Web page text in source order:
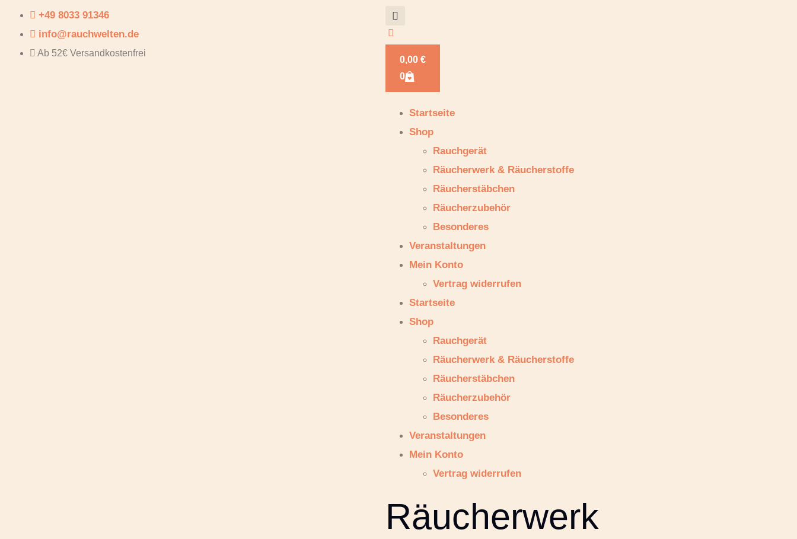
+49 8033 91346
info@rauchwelten.de
Ab 52€ Versandkostenfrei
0,00 €
0
Startseite
Shop
Rauchgerät
Räucherwerk & Räucherstoffe
Räucherstäbchen
Räucherzubehör
Besonderes
Veranstaltungen
Mein Konto
Vertrag widerrufen
Startseite
Shop
Rauchgerät
Räucherwerk & Räucherstoffe
Räucherstäbchen
Räucherzubehör
Besonderes
Veranstaltungen
Mein Konto
Vertrag widerrufen
Räucherwerk